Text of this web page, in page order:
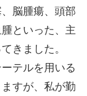
脳腫瘍、頭部
といった、主
きました。
テルを用いる
すが、私が勤